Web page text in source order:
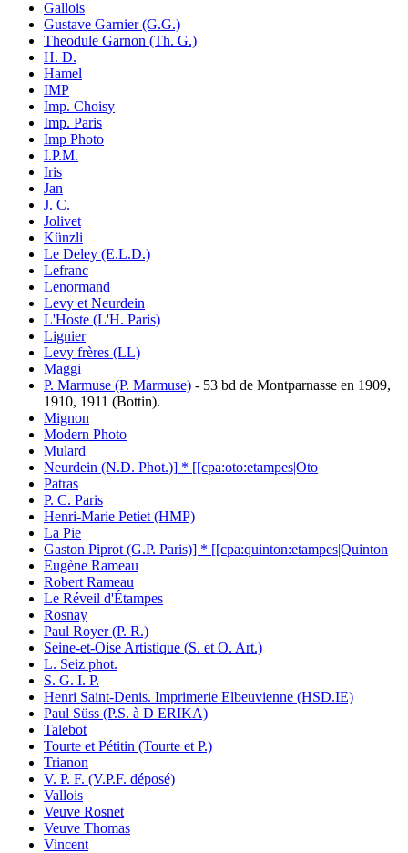
Gallois
Gustave Garnier (G.G.)
Theodule Garnon (Th. G.)
H. D.
Hamel
IMP
Imp. Choisy
Imp. Paris
Imp Photo
I.P.M.
Iris
Jan
J. C.
Jolivet
Künzli
Le Deley (E.L.D.)
Lefranc
Lenormand
Levy et Neurdein
L'Hoste (L'H. Paris)
Lignier
Levy frères (LL)
Maggi
P. Marmuse (P. Marmuse) - 53 bd de Montparnasse en 1909,
1910, 1911 (Bottin).
Mignon
Modern Photo
Mulard
Neurdein (N.D. Phot.)] * [[cpa:oto:etampes|Oto
Patras
P. C. Paris
Henri-Marie Petiet (HMP)
La Pie
Gaston Piprot (G.P. Paris)] * [[cpa:quinton:etampes|Quinton
Eugène Rameau
Robert Rameau
Le Réveil d'Étampes
Rosnay
Paul Royer (P. R.)
Seine-et-Oise Artistique (S. et O. Art.)
L. Seiz phot.
S. G. I. P.
Henri Saint-Denis. Imprimerie Elbeuvienne (HSD.IE)
Paul Süss (P.S. à D ERIKA)
Talebot
Tourte et Pétitin (Tourte et P.)
Trianon
V. P. F. (V.P.F. déposé)
Vallois
Veuve Rosnet
Veuve Thomas
Vincent